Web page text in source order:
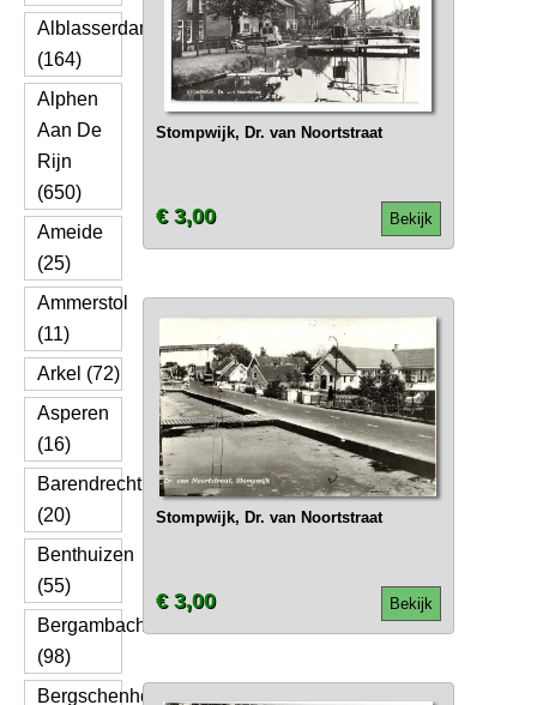
Alblasserdam
(164)
Alphen
Aan De
Rijn
(650)
Ameide
(25)
Ammerstol
(11)
Arkel (72)
Asperen
(16)
Barendrecht
(20)
Benthuizen
(55)
Bergambacht
(98)
Bergschenhoek
Stompwijk, Dr. van Noortstraat
Bekijk
€ 3,00
Stompwijk, Dr. van Noortstraat
Bekijk
€ 3,00